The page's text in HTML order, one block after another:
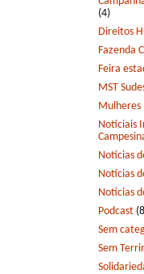
(4)
Direitos
Fazenda
Feira
MST
Mulheres
Notíciais
Notícias
Notícias
Notícias
Podcast
Sem
Sem